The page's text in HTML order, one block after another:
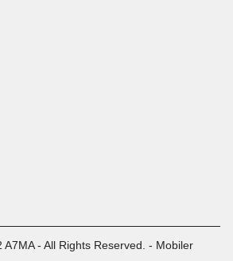
- All Rights Reserved. - Mobiler